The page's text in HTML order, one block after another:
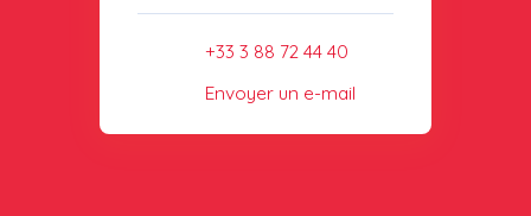
+33 3 88 72 44 40
Envoyer un e-mail